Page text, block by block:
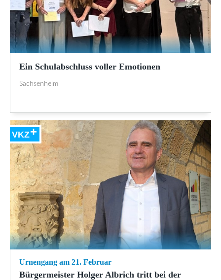
Ein Schulabschluss voller Emotionen
Sachsenheim
VKZ
Urnengang am 21. Februar
Bürgermeister Holger Albrich tritt bei der